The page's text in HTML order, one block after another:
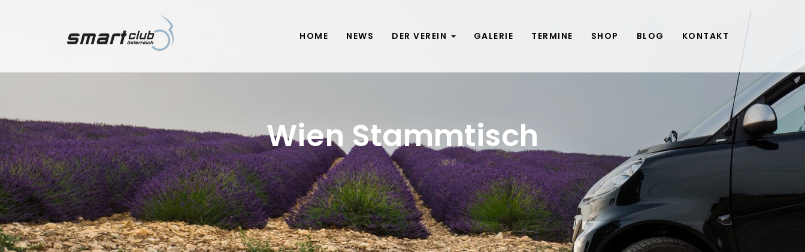
HOME NEWS DER VEREIN GALERIE TERMINE SHOP BLOG KONTAKT
Wien Stammtisch